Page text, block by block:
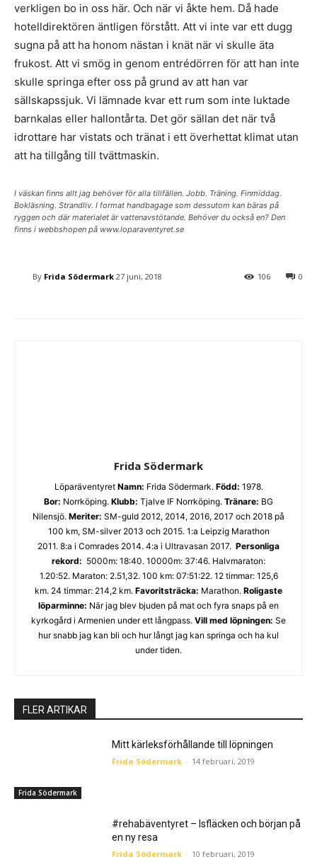
verkligen bo in oss här. Och när vi åkte hem. Då hade
hotelldirektören äntligen förstått. Att vi inte var ett dugg
sugna på att ha honom nästan i knät när vi skulle äta
frukost. Att vi smög in genom entrédörren för att han inte
skulle springa efter oss på grund av att han var
sällskapssjuk. Vi lämnade kvar ett rum som inte luktade
barnkalas eller hallontårta. Det gör sällan det när två
idrottare har vistats och tränat i ett överhettat klimat utan
att ha tillgång till tvättmaskin.
I väskan finns allt jag behöver för alla tillfällen. Jobb. Träning. Finmiddag.
Bokläsning. Strandliv. I format handbagage som dessutom kan bäras på
ryggen och där materialet är vattenavstötande. Behöver du också en? Den
finns i webbshopen på www.loparaventyret.se
By Frida Södermark 27 juni, 2018 0
106
Frida Södermark
Löparäventyret Namn: Frida Södermark. Född: 1978.
Bor: Norrköping. Klubb: Tjalve IF Norrköping. Tränare: BG
Nilensjö. Meriter: SM-guld 2012, 2014, 2016, 2017 och 2018 på
100 km, SM-silver 2013 och 2015. 1:a Leipzig Marathon
2011. 8:a i Comrades 2014. 4:a i Ultravasan 2017. Personliga
rekord: 5000m: 18:40. 10000m: 37:46. Halvmaraton:
1.20:52. Maraton: 2.51,32. 100 km: 07:51:22. 12 timmar: 125,6
km. 24 timmar: 214,2 km. Favoritsträcka: Marathon. Roligaste
löparminne: När jag blev bjuden på mat och fyra snaps på en
kyrkogård i Armenien under ett långpass. Vill med löpningen: Se
hur snabb jag kan bli och hur långt jag kan springa och ha kul
under tiden.
FLER ARTIKAR
Frida Södermark
Mitt kärleksförhållande till löpningen
Frida Södermark - 14 februari, 2019
#rehabäventyret – Isfläcken och början på
en ny resa
Frida Södermark - 10 februari, 2019